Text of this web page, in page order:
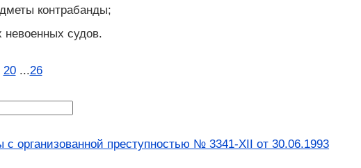
контрабанды;
невоенных судов.
20 ...26
организованной преступностью № 3341-XII от 30.06.1993